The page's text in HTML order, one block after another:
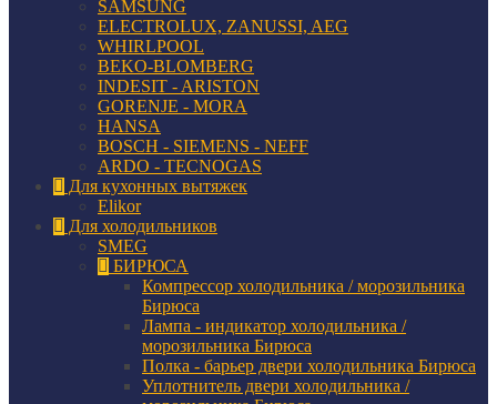
SAMSUNG
ELECTROLUX, ZANUSSI, AEG
WHIRLPOOL
BEKO-BLOMBERG
INDESIT - ARISTON
GORENJE - MORA
HANSA
BOSCH - SIEMENS - NEFF
ARDO - TECNOGAS
Для кухонных вытяжек
Elikor
Для холодильников
SMEG
БИРЮСА
Компрессор холодильника / морозильника
Бирюса
Лампа - индикатор холодильника /
морозильника Бирюса
Полка - барьер двери холодильника Бирюса
Уплотнитель двери холодильника /